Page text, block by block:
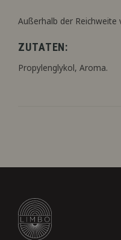
Außerhalb der
ZUTATEN:
Propylenglykol, Aroma.